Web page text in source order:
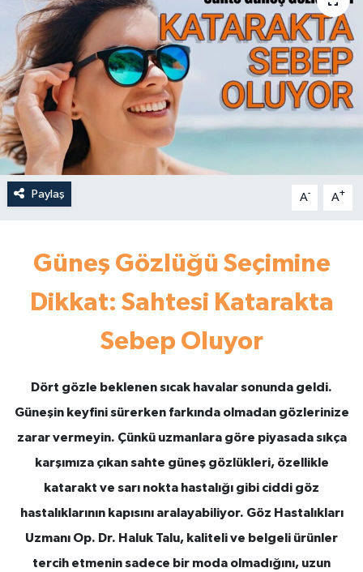
Paylaş A- A+
Güneş Gözlüğü Seçimine
Dikkat: Sahtesi Katarakta
Sebep Oluyor
Dört gözle beklenen sıcak havalar sonunda geldi.
Güneşin keyfini sürerken farkında olmadan gözlerinize
zarar vermeyin. Çünkü uzmanlara göre piyasada sıkça
karşımıza çıkan sahte güneş gözlükleri, özellikle
katarakt ve sarı nokta hastalığı gibi ciddi göz
hastalıklarının kapısını aralayabiliyor. Göz Hastalıkları
Uzmanı Op. Dr. Haluk Talu, kaliteli ve belgeli ürünler
tercih etmenin sadece bir moda olmadığını, uzun